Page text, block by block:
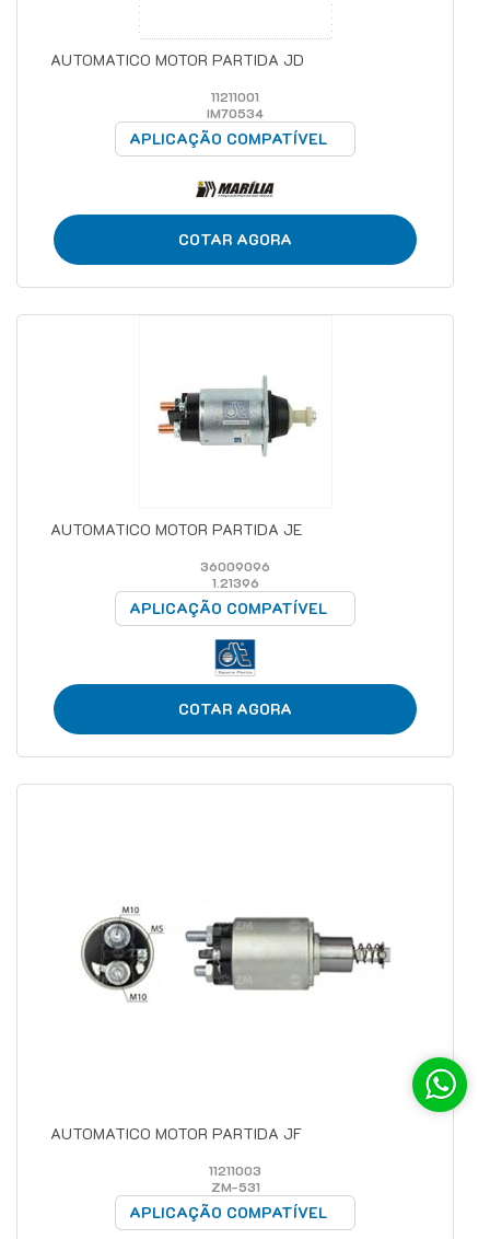
AUTOMATICO MOTOR PARTIDA JD
11211001
IM70534
APLICAÇÃO COMPATÍVEL
COTAR AGORA
AUTOMATICO MOTOR PARTIDA JE
36009096
1.21396
APLICAÇÃO COMPATÍVEL
COTAR AGORA
AUTOMATICO MOTOR PARTIDA JF
11211003
ZM-531
APLICAÇÃO COMPATÍVEL